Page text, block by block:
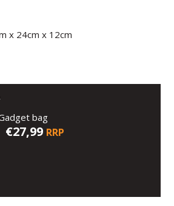
x 24cm x 12cm
bag
€27,99 RRP